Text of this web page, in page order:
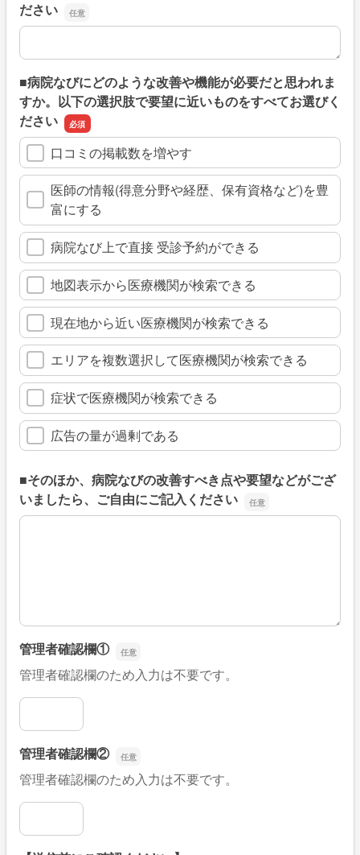
ださい
上記のように回答された具体的な理由があればご記入くだ
■病院なびにどのような改善や機能が必要だと思われま
すか。以下の選択肢で要望に近いものをすべてお選びく
ださい
口コミの掲載数を増やす
医師の情報(得意分野や経歴、保有資格など)を豊
富にする
病院なび上で直接 受診予約ができる
地図表示から医療機関が検索できる
現在地から近い医療機関が検索できる
エリアを複数選択して医療機関が検索できる
症状で医療機関が検索できる
広告の量が過剰である
■そのほか、病院なびの改善すべき点や要望などがござ
いましたら、ご自由にご記入ください
■そのほか、病院なびの改善すべき点や要望などがござい
管理者確認欄①
管理者確認欄のため入力は不要です。
管理者確認欄①
管理者確認欄②
管理者確認欄のため入力は不要です。
管理者確認欄②